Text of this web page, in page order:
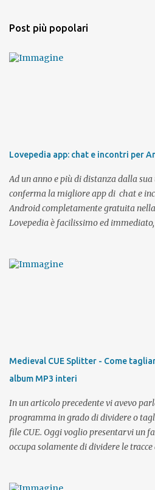
i
Post più popolari
Lovepedia app: chat e incontri per
Ad un anno e più di distanza dalla
conferma la migliore app di chat e
Android completamente gratuita
Lovepedia è facilissimo ed
l'app potrete registrarvi direttamente
potrete sempre avere la possibilità di
contatti e cercarne di nuovi. Che sia
fare nuovi incontri, Lovepedia App è
gratis ...
Medieval CUE Splitter - Come
album MP3 interi
In un articolo precedente vi avevo
programma in grado di dividere o
file CUE. Oggi voglio presentarvi un
occupa solamente di dividere le